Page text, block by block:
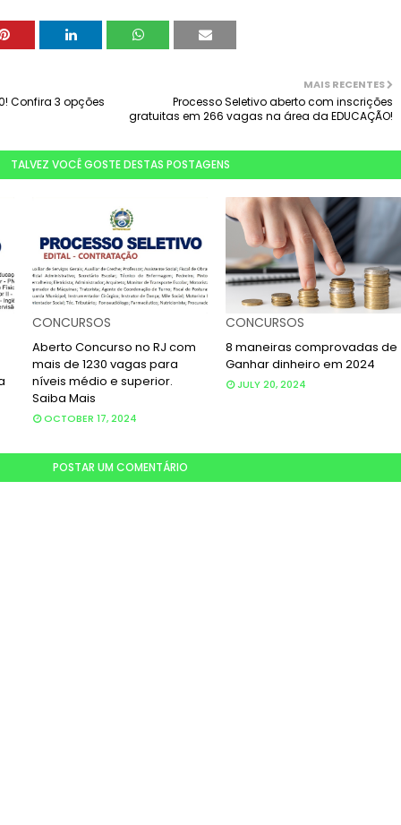
MAIS RECENTES
Processo Seletivo aberto com inscrições
gratuitas em 266 vagas na área da EDUCAÇÃO!
Confira 3 opções
TALVEZ VOCÊ GOSTE DESTAS POSTAGENS
CONCURSOS
Aberto Concurso no RJ com
mais de 1230 vagas para
níveis médio e superior.
Saiba Mais
OCTOBER 17, 2024
CONCURSOS
8 maneiras comprovadas de
Ganhar dinheiro em 2024
JULY 20, 2024
POSTAR UM COMENTÁRIO